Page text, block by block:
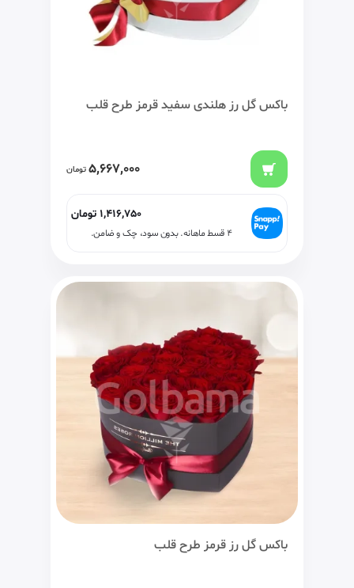
باکس گل رز هلندی سفید قرمز طرح قلب
5,667,000 تومان
1,416,750 تومان
۴ قسط ماهانه. بدون سود، چک و ضامن.
باکس گل رز قرمز طرح قلب